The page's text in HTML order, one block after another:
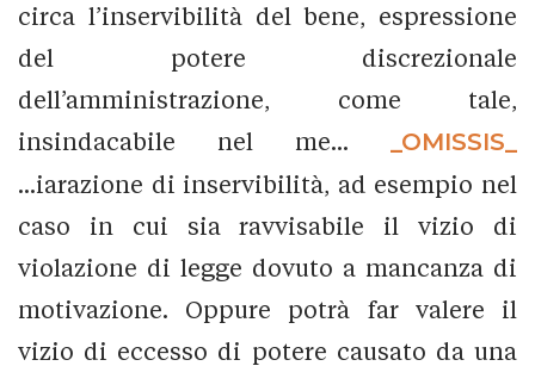
circa l’inservibilità del bene, espressione
del potere discrezionale
dell’amministrazione, come tale,
insindacabile nel me...
_OMISSIS_
...iarazione di inservibilità, ad esempio nel
caso in cui sia ravvisabile il vizio di
violazione di legge dovuto a mancanza di
motivazione. Oppure potrà far valere il
vizio di eccesso di potere causato da una